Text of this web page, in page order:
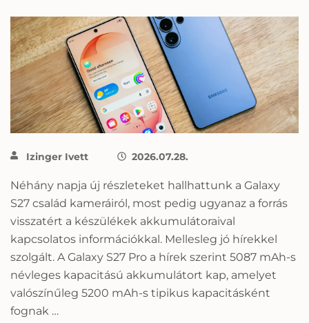
Izinger Ivett 2026.07.28.
Néhány napja új részleteket hallhattunk a Galaxy
S27 család kameráiról, most pedig ugyanaz a forrás
visszatért a készülékek akkumulátoraival
kapcsolatos információkkal. Mellesleg jó hírekkel
szolgált. A Galaxy S27 Pro a hírek szerint 5087 mAh-s
névleges kapacitású akkumulátort kap, amelyet
valószínűleg 5200 mAh-s tipikus kapacitásként
fognak …